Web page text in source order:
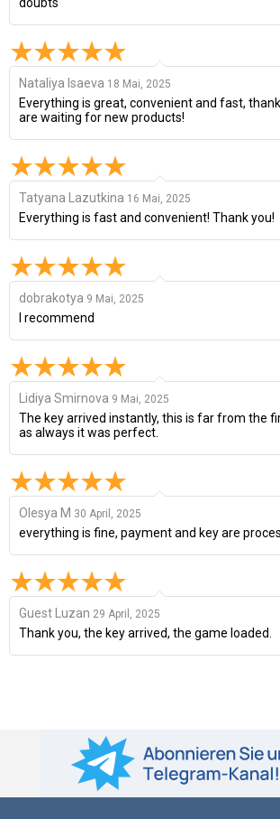
Nataliya Isaeva 18 Mai, 2025
Everything is great, convenient and fast,
are waiting for new products!
Tatyana Lazutkina 16 Mai, 2025
Everything is fast and convenient! Thank you!
dobrakotya 9 Mai, 2025
I recommend
Lidiya Smirnova 9 Mai, 2025
The key arrived instantly, this is far from the
as always it was perfect.
Olesya M 30 April, 2025
everything is fine, payment and key are
Guest Luzan 29 April, 2025
Thank you, the key arrived, the game loaded.